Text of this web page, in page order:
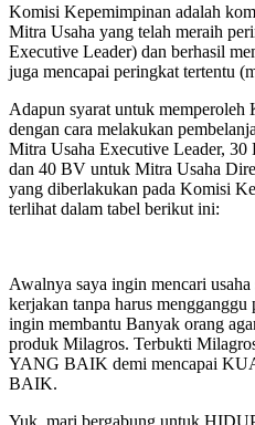
Komisi Kepemimpinan adalah
Mitra Usaha yang telah meraih
Executive Leader) dan berhasil
juga mencapai peringkat tertentu
Adapun syarat untuk memperoleh
dengan cara melakukan
Mitra Usaha Executive Leader,
dan 40 BV untuk Mitra Usaha
yang diberlakukan pada Komisi
terlihat dalam tabel berikut ini:
Awalnya saya ingin mencari
kerjakan tanpa harus mengganggu
ingin membantu Banyak orang
produk Milagros. Terbukti
YANG BAIK demi mencapai
BAIK.
Yuk, mari bergabung untuk